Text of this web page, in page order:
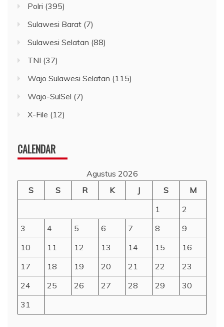
Polri (395)
Sulawesi Barat (7)
Sulawesi Selatan (88)
TNI (37)
Wajo Sulawesi Selatan (115)
Wajo-SulSel (7)
X-File (12)
CALENDAR
Agustus 2026
S
S R K J S
M
1
2
3
4 5 6 7 8
9
10
11 12 13 14 15
16
17
18 19 20 21 22
23
24
25 26 27 28 29
30
31